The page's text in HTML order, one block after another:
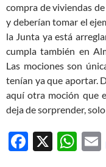
compra de viviendas
y deberían tomar el
la Junta ya está
cumpla también en
Las mociones son
tenían ya que aportar.
aquí otra moción que
deja de sorprender,
F
X
W